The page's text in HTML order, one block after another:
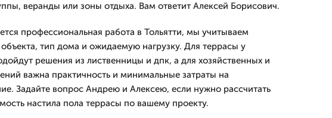
веранды или зоны отдыха. Вам ответит Алексей Борисович.
профессиональная работа в Тольятти, мы учитываем
объекта, тип дома и ожидаемую нагрузку. Для террасы у
решения из лиственницы и дпк, а для хозяйственных и
важна практичность и минимальные затраты на
Задайте вопрос Андрею и Алексею, если нужно рассчитать
настила пола террасы по вашему проекту.